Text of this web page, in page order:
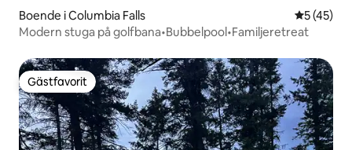
Boende i Columbia Falls 5 av 5 i
5 (45)
Modern stuga på golfbana•Bubbelpool•Familjeretreat
Gästfavorit
Gästfavorit